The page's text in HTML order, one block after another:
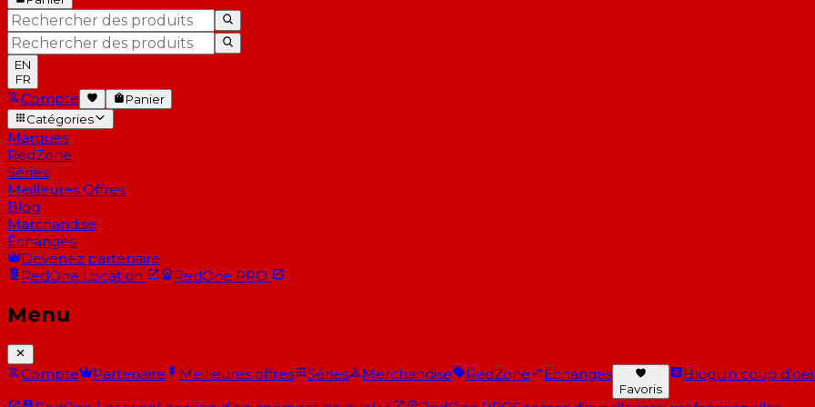
EN
FR
Compte
Panier
Catégories
Marques
RedZone
Séries
Meilleures Offres
Blog
Marchandise
Échanges
Devenez partenaire
RedOne Location RedOne PRO
Menu
Compte Partenaire Meilleures offres Séries Merchandise RedZone Échanges
Favoris
BlogUn coup